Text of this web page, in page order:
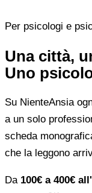
Per psicologi e
Una città,
Uno
Su NienteAnsia
a un solo
scheda
che la leggono
Da 100€ a 400€